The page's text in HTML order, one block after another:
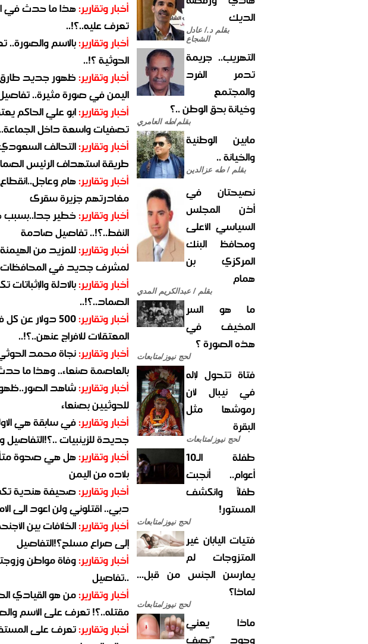
الديك
بقلم د./ عادل
الشجاع
التهريب.. جريمة
تدمر الفرد
والمجتمع
وخيانة بحق الوطن ..؟
بقلم/طه العامري
مابين الوطنية
والخيانة ..
بقلم / طه عزالدين
نصيحتان في
أذن المجلس
السياسي الأعلى
ومحافظ البنك
المركزي بن
همام
بقلم / عبدالكريم المدي
ما هو السر
المخيف في
هذه الصورة ؟
لحج نيوز/متابعات
فتاة تتحول لإله
في نيبال لأن
رموشها مثل
البقرة
لحج نيوز/متابعات
طفلة الـ10
أعوام.. أنجبت
طفلاً وانكشف
المستور!
لحج نيوز/متابعات
فتيات اليابان غير
المتزوجات لم
يمارسن الجنس من قبل...
لماذا؟
لحج نيوز/متابعات
ماذا يعني
وجود "نصف
أخبار وتقارير:هذا ما حدث في
تعرف عليه..؟!..
أخبار وتقارير:بالاسم
الحوثية ؟!..
أخبار وتقارير:ظهور جديد طارق
اليمن في صورة مثيرة..
أخبار وتقارير:ابو علي الحاكم
تصفيات واسعة داخل
أخبار وتقارير:التحالف
طريقة استهداف الرئيس
أخبار وتقارير:هام
مغادرتهم جزيرة سقرى
أخبار وتقارير:خطير جدا..بسبب
النفط..؟!.. تفاصيل صادمة
أخبار وتقارير:للمزيد من
لمشرف جديد في
أخبار وتقارير:بالادلة
الصماد..؟!..
أخبار وتقارير:
500 دولار عن
المعتقلات للافراج عنهن..؟!..
أخبار وتقارير:نجاة محمد
بالعاصمة صنعاء.. وهذا ما
أخبار وتقارير:شاهد
للحوثيين بصنعاء
أخبار وتقارير:في سابقة هي
جديدة للزينبيات
أخبار وتقارير:هل هي صحوة
بلاده من اليمن
أخبار وتقارير:صحيفة هندية
دبي.. اقتلوني ولن اعود الى
أخبار وتقارير:الخلافات بين
إلى صراع مسلح؟!التفاصيل
أخبار وتقارير:وفاة مواطن
..تفاصيل
أخبار وتقارير:من هو القيادي
مقتله..؟! تعرف على الأسم
أخبار وتقارير:تعرف على